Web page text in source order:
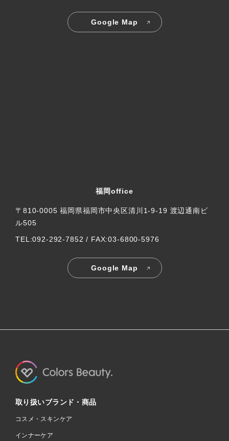
Google Map
福岡office
〒810-0005 福岡県福岡市中央区清川1-9-19 渡辺通南ビ
ル505
TEL:092-292-7852 / FAX:03-6800-5976
Google Map
取り扱いブランド・商品
コスメ・スキンケア
インナーケア